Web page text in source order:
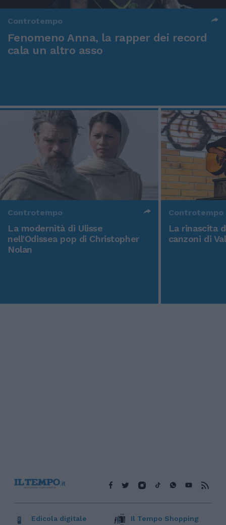
Controtempo
Fenomeno Anna, la rapper dei record
cala un altro asso
Controtempo
La modernità di Ulisse
nell'Odissea pop di Christopher
Nolan
Controtempo
La rinascita
canzoni di
Edicola digitale Il Tempo Shopping